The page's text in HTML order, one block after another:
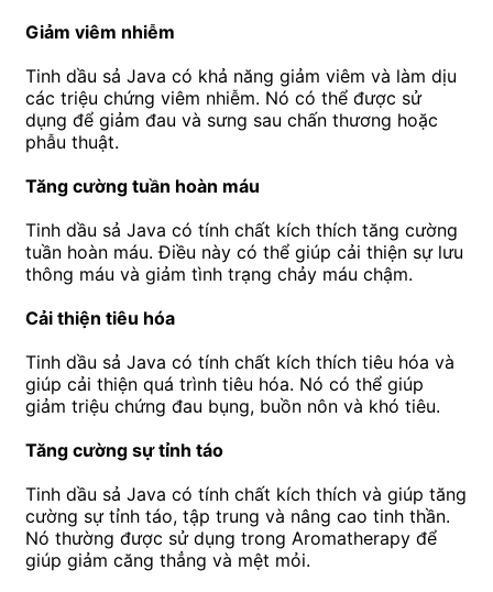
Giảm viêm nhiễm
Tinh dầu sả Java có khả năng giảm viêm và làm dịu
các triệu chứng viêm nhiễm. Nó có thể được sử
dụng để giảm đau và sưng sau chấn thương hoặc
phẫu thuật.
Tăng cường tuần hoàn máu
Tinh dầu sả Java có tính chất kích thích tăng cường
tuần hoàn máu. Điều này có thể giúp cải thiện sự lưu
thông máu và giảm tình trạng chảy máu chậm.
Cải thiện tiêu hóa
Tinh dầu sả Java có tính chất kích thích tiêu hóa và
giúp cải thiện quá trình tiêu hóa. Nó có thể giúp
giảm triệu chứng đau bụng, buồn nôn và khó tiêu.
Tăng cường sự tỉnh táo
Tinh dầu sả Java có tính chất kích thích và giúp tăng
cường sự tỉnh táo, tập trung và nâng cao tinh thần.
Nó thường được sử dụng trong Aromatherapy để
giúp giảm căng thẳng và mệt mỏi.